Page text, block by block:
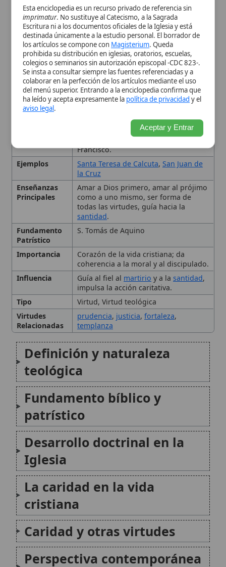
enseñanzas de Juan Pablo II y
Francisco.
Ejemplos
Santa Teresa de Calcuta, San Juan de
la Cruz
Enseñanzas
Principales
Amar a Dios primero, amar al prójimo
como a uno mismo, ser forma de
todas las virtudes, guía hacia la
santidad.
Fundamento
Patrístico
S. Tomás de Aquino
Importancia
y a lasantidad,
impulsa la acción caritativa.
Tipo Virtud, Virtud teológica
Virtudes
prudencia,justicia,fortaleza,
templanza
Definición y naturaleza
Fundamento bíblico y
patrístico
Desarrollo doctrinal en la
Iglesia
La caridad en la vida
cristiana
Caridad y otras virtudes
Perspectiva contemporánea
y pastoral
Conclusión
Citas y referencias
Modificado el 13 de octubre de 2025 •FideScore™ 7.55•Citar este
artículo
Don de bilocación
El don de bilocación es un fenómeno sobrenatural
reconocido en la tradición católica, por el cual una
persona, generalmente un santo o místico, parece
estar presente en dos lugares distintos al mismo
tiempo. Este carisma, vinculado a la omnipotencia
divina...